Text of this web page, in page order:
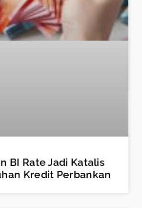
BI Rate Jadi Katalis
Kredit Perbankan